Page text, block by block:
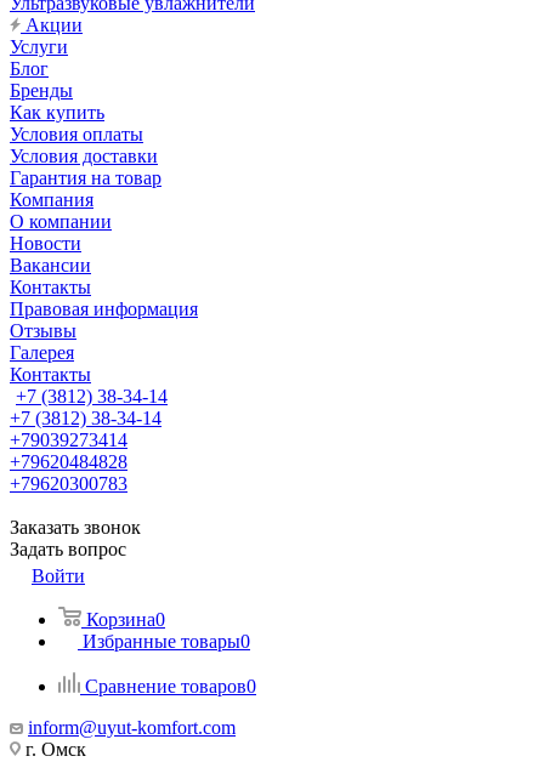
Акции
Услуги
Блог
Бренды
Как купить
Условия оплаты
Условия доставки
Гарантия на товар
Компания
О компании
Новости
Вакансии
Контакты
Правовая информация
Отзывы
Галерея
Контакты
+7 (3812) 38-34-14
+7 (3812) 38-34-14
+79039273414
+79620484828
+79620300783
Заказать звонок
Задать вопрос
Войти
Корзина0
Избранные товары0
Сравнение товаров0
inform@uyut-komfort.com
г. Омск